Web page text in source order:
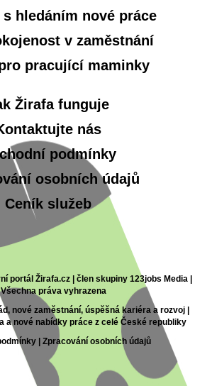
s hledáním nové práce
v zaměstnání
pracující maminky
Žirafa funguje
nás
podmínky
osobních údajů
Ceník služeb
portál Žirafa.cz | člen skupiny 123jobs Media |
Všechna práva vyhrazena
nové zaměstnání, úspěšná kariéra a rozvoj |
a nové nabídky práce z celé České republiky
| Zpracování osobních údajů